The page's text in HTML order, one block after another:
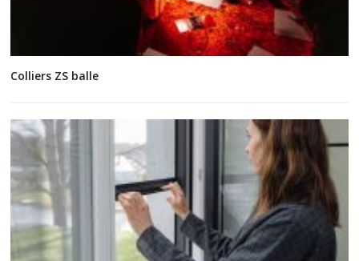
Colliers ZS balle